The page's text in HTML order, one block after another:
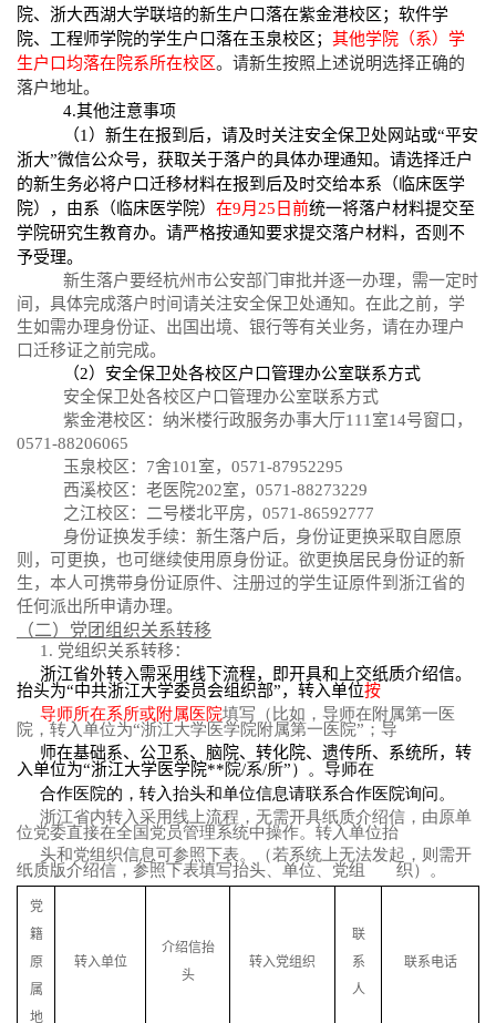
院、浙大西湖大学联培的新生户口落在紫金港校区；软件学
院、工程师学院的学生户口落在玉泉校区； 其他学院（系）学
生户口均落在院系所在校区。请新生按照上述说明选择正确的
落户地址。
4.其他注意事项
（1 ）新生在报到后，请及时关注安全保卫处网站或“平安
浙大”微信公众号，获取关于落户的具体办理通知。请选择迁户
的新生务必将户口迁移材料在报到后及时交给本系 （ 临床医学
院），由系 （ 临床医学院） 在9月 25 日前统一将落户材料提交至
学院研究生教育办。 请严格按通知要求提交落户材料， 否则不
予受理。
新生落户要经杭州市公安部门审批并逐一办理，需一定时
间，具体完成落户时间请关注安全保卫处通知。在此之前，学
生如需办理身份证、出国出境、银行等有关业务，请在办理户
口迁移证之前完成。
（2）安全保卫处各校区户口管理办公室联系方式
安全保卫处各校区户口管理办公室联系方式
紫金港校区：纳米楼行政服务办事大厅111 室14号窗口，
0571-88206065
玉泉校区： 7舍101 室，0571-87952295
西溪校区：老医院202室，0571-88273229
之江校区：二号楼北平房，0571-86592777
身份证换发手续：新生落户后，身份证更换采取自愿原
则，可更换，也可继续使用原身份证。欲更换居民身份证的新
生，本人可携带身份证原件、注册过的学生证原件到浙江省的
任何派出所申请办理。
（二）党团组织关系转移
1. 党组织关系转移：
浙江省外转入需采用线下流程，即开具和上交纸质介绍信。
抬头为“中共浙江大学委员会组织部”，转入单位按
导师所在系所或附属医院填写（比如，导师在附属第一医
院，转入单位为“浙江大学医学院附属第一医院”；导
师在基础系、公卫系、脑院、转化院、遗传所、系统所，转
入单位为“浙江大学医学院**院/系/所”）。导师在
合作医院的，转入抬头和单位信息请联系合作医院询问。
浙江省内转入采用线上流程，无需开具纸质介绍信，由原单
位党委直接在全国党员管理系统中操作。转入单位抬
头和党组织信息可参照下表。（若系统上无法发起，则需开
纸质版介绍信，参照下表填写抬头、单位、党组 织）。
党
籍
原
属
地
转入单位
介绍信抬
头
转入党组织
联
系
人
联系电话